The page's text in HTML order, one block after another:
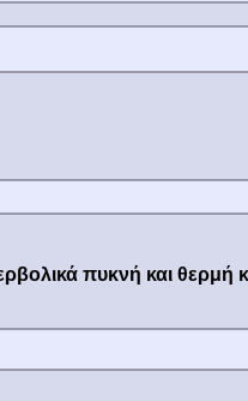
πυκνή και θερμή